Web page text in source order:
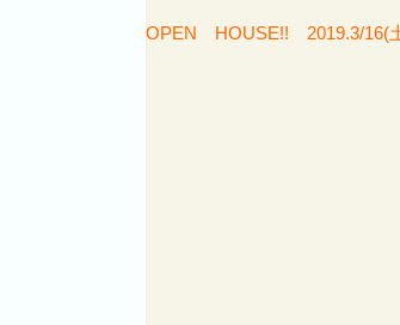
OPEN HOUSE!! 2019.3/16(